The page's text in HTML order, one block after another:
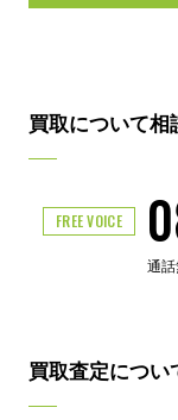
買取について相
FREE VOICE
買取査定につい